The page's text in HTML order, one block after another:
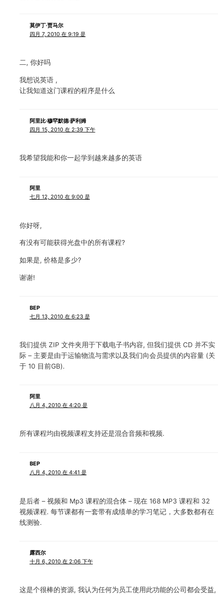
莫伊丁·贾马尔
四月 7, 2010 在 9:19 是
二, 你好吗
我想说英语 ,
让我知道这门课程的程序是什么
阿里比·穆罕默德·萨利姆
四月 15, 2010 在 2:39 下午
我希望我能和你一起学到越来越多的英语
阿里
七月 12, 2010 在 9:00 是
你好呀,
有没有可能获得光盘中的所有课程?
如果是, 价格是多少?
谢谢!
BEP
七月 13, 2010 在 6:23 是
我们提供 ZIP 文件夹用于下载电子书内容, 但我们提供 CD 并不实
际 – 主要是由于运输物流与需求以及我们向会员提供的内容量 (关
于 10 目前GB).
阿里
八月 4, 2010 在 4:20 是
所有课程均由视频课程支持还是混合音频和视频.
BEP
八月 4, 2010 在 4:41 是
是后者 – 视频和 Mp3 课程的混合体 – 现在 168 MP3 课程和 32
视频课程. 每节课都有一套带有成绩单的学习笔记，大多数都有在
线测验.
露西尔
十月 6, 2010 在 2:06 下午
这是个很棒的资源, 我认为任何为员工使用此功能的公司都会受益,